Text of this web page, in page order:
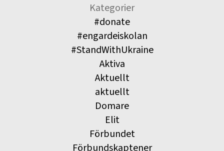
Kategorier
#donate
#engardeiskolan
#StandWithUkraine
Aktiva
Aktuellt
aktuellt
Domare
Elit
Förbundet
Förbundskaptener